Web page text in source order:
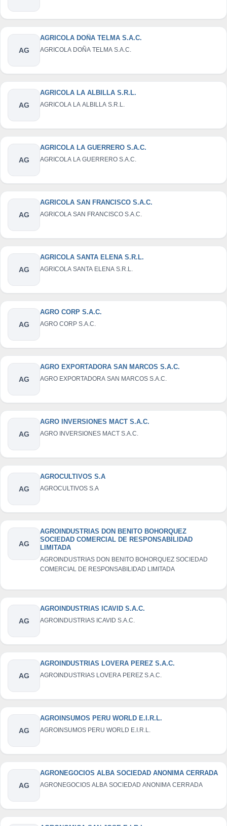
AG
AGRICOLA DOÑA TELMA S.A.C.
AGRICOLA DOÑA TELMA S.A.C.
AG
AGRICOLA LA ALBILLA S.R.L.
AGRICOLA LA ALBILLA S.R.L.
AG
AGRICOLA LA GUERRERO S.A.C.
AGRICOLA LA GUERRERO S.A.C.
AG
AGRICOLA SAN FRANCISCO S.A.C.
AGRICOLA SAN FRANCISCO S.A.C.
AG
AGRICOLA SANTA ELENA S.R.L.
AGRICOLA SANTA ELENA S.R.L.
AG
AGRO CORP S.A.C.
AGRO CORP S.A.C.
AG
AGRO EXPORTADORA SAN MARCOS S.A.C.
AGRO EXPORTADORA SAN MARCOS S.A.C.
AG
AGRO INVERSIONES MACT S.A.C.
AGRO INVERSIONES MACT S.A.C.
AG
AGROCULTIVOS S.A
AGROCULTIVOS S.A
AG
AGROINDUSTRIAS DON BENITO BOHORQUEZ
SOCIEDAD COMERCIAL DE RESPONSABILIDAD
LIMITADA
AGROINDUSTRIAS DON BENITO BOHORQUEZ SOCIEDAD
COMERCIAL DE RESPONSABILIDAD LIMITADA
AG
AGROINDUSTRIAS ICAVID S.A.C.
AGROINDUSTRIAS ICAVID S.A.C.
AG
AGROINDUSTRIAS LOVERA PEREZ S.A.C.
AGROINDUSTRIAS LOVERA PEREZ S.A.C.
AG
AGROINSUMOS PERU WORLD E.I.R.L.
AGROINSUMOS PERU WORLD E.I.R.L.
AG
AGRONEGOCIOS ALBA SOCIEDAD ANONIMA CERRADA
AGRONEGOCIOS ALBA SOCIEDAD ANONIMA CERRADA